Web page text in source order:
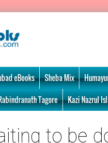
eBooks Sheba Mix
Tagore Kazi Nazrul
to be